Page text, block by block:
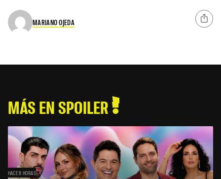
MARIANO OJEDA
MÁS EN SPOILER
HACE 8 HORAS